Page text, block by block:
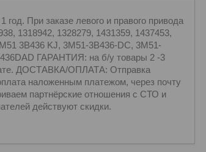
При заказе левого и правого привода
1318942, 1328279, 1431359, 1437453,
3B436 KJ, 3M51-3B436-DC, 3M51-
ГАРАНТИЯ: на б/у товары 2 -3
ДОСТАВКА/ОПЛАТА: Отправка
наложенным платежом, через почту
партнёрские отношения с СТО и
действуют скидки.